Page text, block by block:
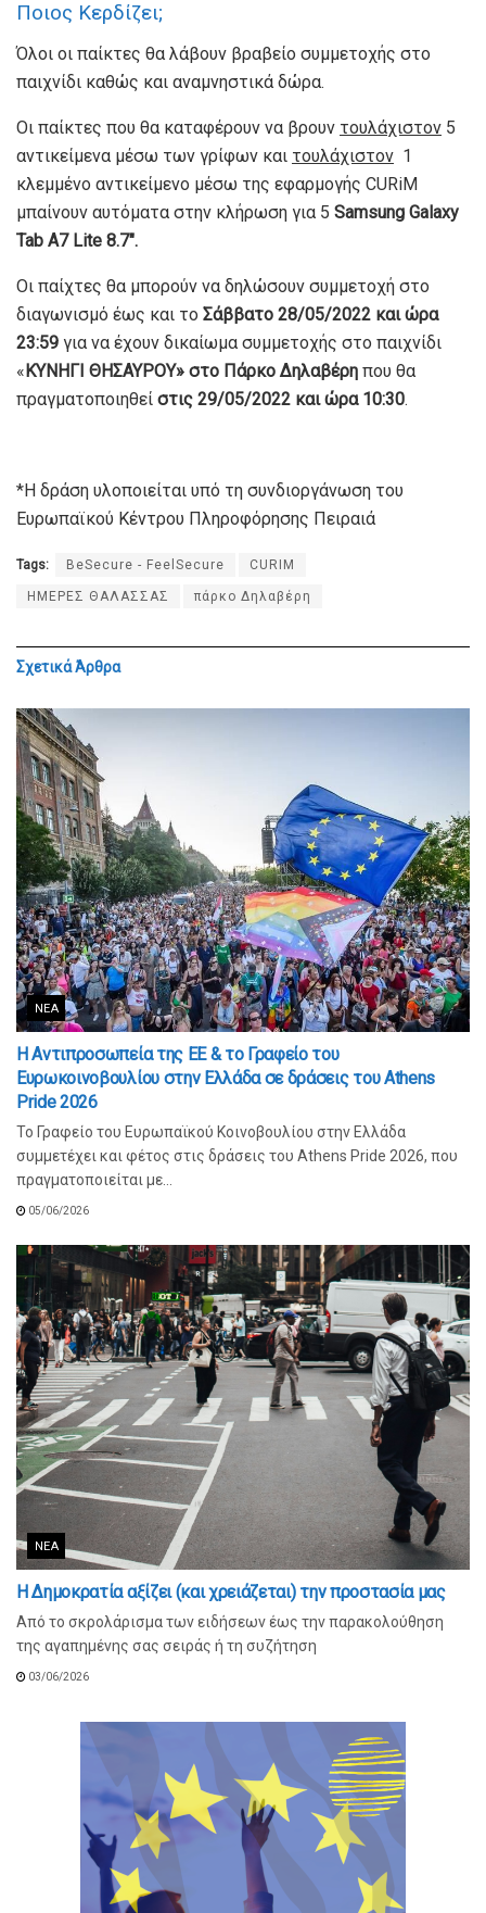
Ποιος Κερδίζει;
Όλοι οι παίκτες θα λάβουν βραβείο συμμετοχής στο
παιχνίδι καθώς και αναμνηστικά δώρα.
Οι παίκτες που θα καταφέρουν να βρουν τουλάχιστον 5
αντικείμενα μέσω των γρίφων και τουλάχιστον 1
κλεμμένο αντικείμενο μέσω της εφαρμογής CURiM
μπαίνουν αυτόματα στην κλήρωση για 5 Samsung Galaxy
Tab A7 Lite 8.7″.
Οι παίχτες θα μπορούν να δηλώσουν συμμετοχή στο
διαγωνισμό έως και το Σάββατο 28/05/2022 και ώρα
23:59 για να έχουν δικαίωμα συμμετοχής στο παιχνίδι
«ΚΥΝΗΓΙ ΘΗΣΑΥΡΟΥ» στο Πάρκο Δηλαβέρη που θα
πραγματοποιηθεί στις 29/05/2022 και ώρα 10:30.
*Η δράση υλοποιείται υπό τη συνδιοργάνωση του
Ευρωπαϊκού Κέντρου Πληροφόρησης Πειραιά
Tags: BeSecure - FeelSecure CURΙM
ΗΜΕΡΕΣ ΘΑΛΑΣΣΑΣ πάρκο Δηλαβέρη
ΣχετικάΆρθρα
ΝΈΑ
Η Αντιπροσωπεία της ΕΕ & το Γραφείο του
Ευρωκοινοβουλίου στην Ελλάδα σε δράσεις του Athens
Pride 2026
Το Γραφείο του Ευρωπαϊκού Κοινοβουλίου στην Ελλάδα
συμμετέχει και φέτος στις δράσεις του Athens Pride 2026, που
πραγματοποιείται με...
05/06/2026
ΝΈΑ
Η Δημοκρατία αξίζει (και χρειάζεται) την προστασία μας
Από το σκρολάρισμα των ειδήσεων έως την παρακολούθηση
της αγαπημένης σας σειράς ή τη συζήτηση
03/06/2026